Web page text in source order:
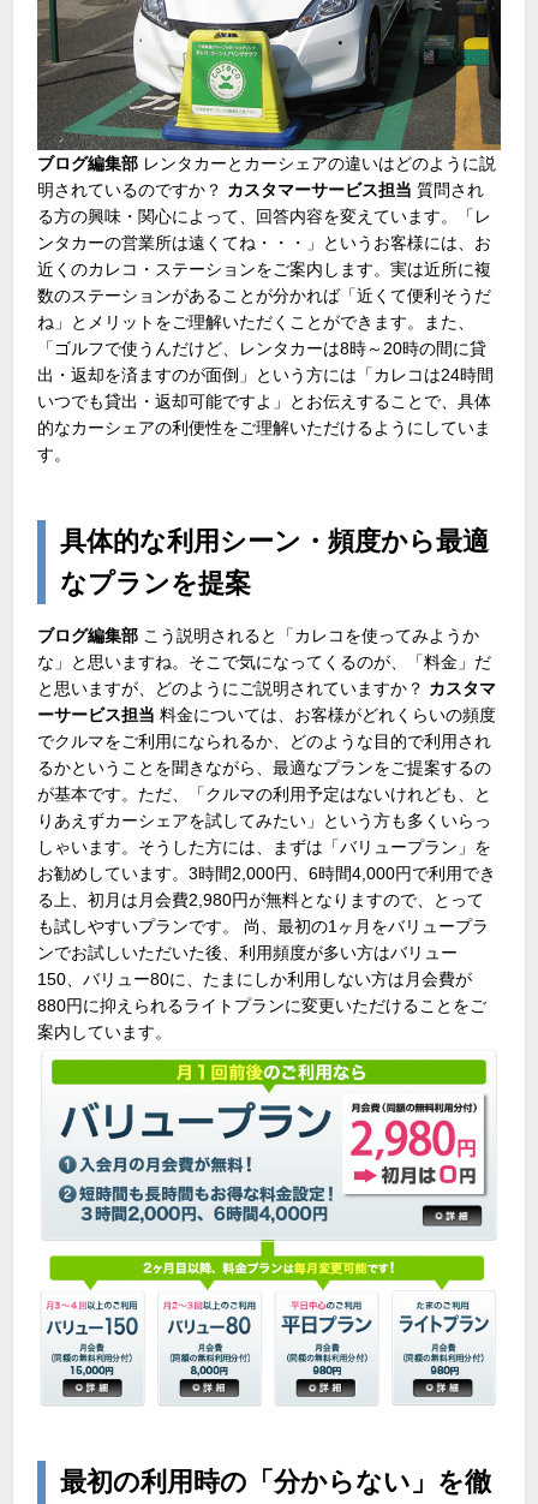
ブログ編集部 レンタカーとカーシェアの違いはどのように説
明されているのですか？ カスタマーサービス担当 質問され
る方の興味・関心によって、回答内容を変えています。「レ
ンタカーの営業所は遠くてね・・・」というお客様には、お
近くのカレコ・ステーションをご案内します。実は近所に複
数のステーションがあることが分かれば「近くて便利そうだ
ね」とメリットをご理解いただくことができます。また、
「ゴルフで使うんだけど、レンタカーは8時～20時の間に貸
出・返却を済ますのが面倒」という方には「カレコは24時間
いつでも貸出・返却可能ですよ」とお伝えすることで、具体
的なカーシェアの利便性をご理解いただけるようにしていま
す。
具体的な利用シーン・頻度から最適
なプランを提案
ブログ編集部 こう説明されると「カレコを使ってみようか
な」と思いますね。そこで気になってくるのが、「料金」だ
と思いますが、どのようにご説明されていますか？ カスタマ
ーサービス担当 料金については、お客様がどれくらいの頻度
でクルマをご利用になられるか、どのような目的で利用され
るかということを聞きながら、最適なプランをご提案するの
が基本です。ただ、「クルマの利用予定はないけれども、と
りあえずカーシェアを試してみたい」という方も多くいらっ
しゃいます。そうした方には、まずは「バリュープラン」を
お勧めしています。3時間2,000円、6時間4,000円で利用でき
る上、初月は月会費2,980円が無料となりますので、とって
も試しやすいプランです。 尚、最初の1ヶ月をバリュープラ
ンでお試しいただいた後、利用頻度が多い方はバリュー
150、バリュー80に、たまにしか利用しない方は月会費が
880円に抑えられるライトプランに変更いただけることをご
案内しています。
最初の利用時の「分からない」を徹